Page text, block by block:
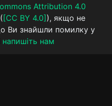
Attribution 4.0
[CC BY 4.0] ), якщо не
Ви знайшли помилку у
напишіть нам